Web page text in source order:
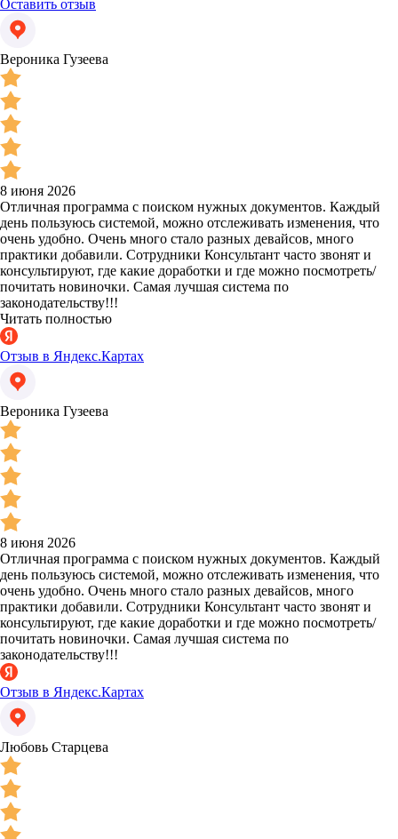
Оставить отзыв
Вероника Гузеева
8 июня 2026
Отличная программа с поиском нужных документов. Каждый
день пользуюсь системой, можно отслеживать изменения, что
очень удобно. Очень много стало разных девайсов, много
практики добавили. Сотрудники Консультант часто звонят и
консультируют, где какие доработки и где можно посмотреть/
почитать новиночки. Самая лучшая система по
законодательству!!!
Читать полностью
Отзыв в Яндекс.Картах
Вероника Гузеева
8 июня 2026
Отличная программа с поиском нужных документов. Каждый
день пользуюсь системой, можно отслеживать изменения, что
очень удобно. Очень много стало разных девайсов, много
практики добавили. Сотрудники Консультант часто звонят и
консультируют, где какие доработки и где можно посмотреть/
почитать новиночки. Самая лучшая система по
законодательству!!!
Отзыв в Яндекс.Картах
Любовь Старцева